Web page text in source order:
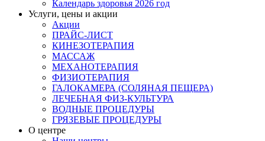
Календарь здоровья 2026 год
Услуги, цены и акции
Акции
ПРАЙС-ЛИСТ
КИНЕЗОТЕРАПИЯ
МАССАЖ
МЕХАНОТЕРАПИЯ
ФИЗИОТЕРАПИЯ
ГАЛОКАМЕРА (СОЛЯНАЯ ПЕЩЕРА)
ЛЕЧЕБНАЯ ФИЗ-КУЛЬТУРА
ВОДНЫЕ ПРОЦЕДУРЫ
ГРЯЗЕВЫЕ ПРОЦЕДУРЫ
О центре